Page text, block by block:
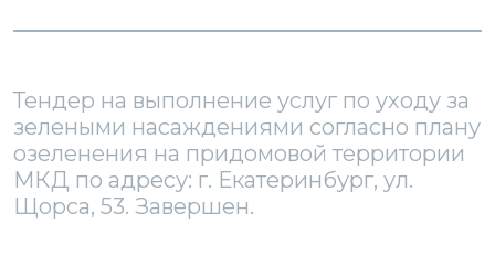
Тендер на выполнение услуг по уходу за
зелеными насаждениями согласно плану
озеленения на придомовой территории
МКД по адресу: г. Екатеринбург, ул.
Щорса, 53. Завершен.